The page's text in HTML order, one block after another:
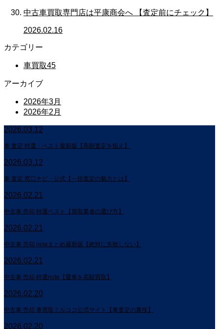
中古車買取専門店は平康商会へ 【査定前にチェック】
2026.02.16
カテゴリー
車買取45
アーカイブ
2026年3月
2026年2月
2026.03.12
車 査定 特選・ベスト最新版【高額査定を狙え】
2026.03.12
車 査定 窓口ナビ・公式【一括査定の魅力とは】
2026.02.21
中古車 売却 特選ベスト【買取業者の選び方】
2026.02.21
中古車 売却 noteまとめ最新版【絶対に失敗しない】
2026.02.21
中古車 売却 特選note【愛車を高額買取】
2026.02.20
中古車 売却 車買取ミルココ公式サイト【車査定の裏技】
2026.02.20